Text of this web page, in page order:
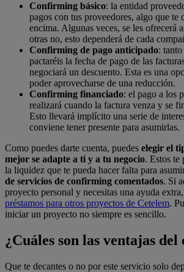
Confirming básico: la entidad
pagos con tus proveedores, algo que te
encima. Algunas veces, se les ofrecerá
otras no, esto dependerá de cada
Confirming de pago anticipado:
pactaréis la fecha de pago de las
negociará un descuento. Esta es una
poder aprovecharse de una reducción.
Confirming financiado: el pago a los
realizará cuando la factura venza y se
Esto llevará implícito una serie de
conviene tener presente para asumirlas.
Como puedes darte cuenta, puedes elegir el
mejor se adapte a ti y a tu negocio. Estos te
la liquidez que te pueda hacer falta para
de servicios de confirming comentados. Si
proyecto personal y necesitas una ayuda
préstamos para otros proyectos de Cetelem.
iniciar un proyecto no siempre es sencillo.
¿Cuáles son las ventajas
Que te decantes o no por este servicio solo